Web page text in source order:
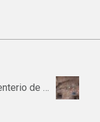
Fosa 1 del cementerio de Belalcázar